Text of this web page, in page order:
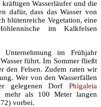
Wasserläufer und die
dafür, dass das Wasser von
blütenreiche Vegetation, eine
im Kalkfelsen
im Frühjahr
führt. Im Sommer fließt
den Felsen. Zudem raten wir
Wer von den Wasserfällen
gelegenenDorf Phigaleia
mehr als 100 Meter langen
vorbei.